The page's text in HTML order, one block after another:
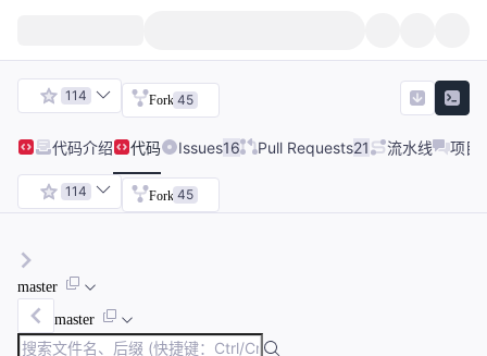
114 Fork 45
代码介绍 代码 Issues16 Pull Requests21 流水线 项目
114 Fork 45
master
master